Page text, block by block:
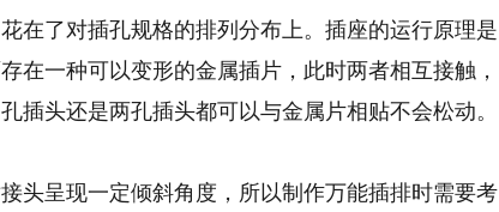
在了对插孔规格的排列分布上。插座的运行原理是
在一种可以变形的金属插片，此时两者相互接触，
插头还是两孔插头都可以与金属片相贴不会松动。
头呈现一定倾斜角度，所以制作万能插排时需要考